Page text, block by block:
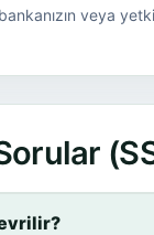
bankanızın veya